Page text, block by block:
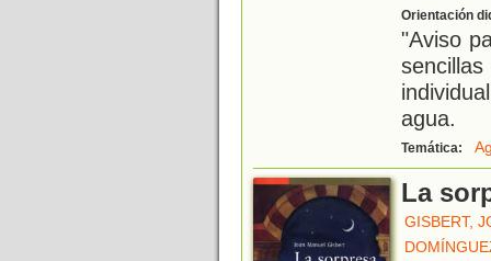
Orientación
"Aviso
agua.
Temática:
La
GISBERT,